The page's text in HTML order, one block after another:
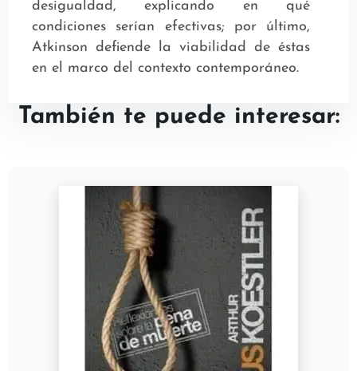
desigualdad, explicando en qué
condiciones serían efectivas; por último,
Atkinson defiende la viabilidad de éstas
en el marco del contexto contemporáneo.
También te puede interesar: